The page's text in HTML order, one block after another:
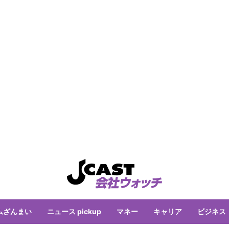
ざんまい ニュース pickup マネー キャリア ビジネス